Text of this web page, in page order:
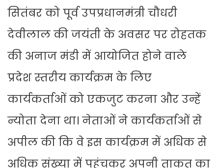
सितंबर को पूर्व उपप्रधानमंत्री चौधरी
देवीलाल की जयंती के अवसर पर रोहतक
की अनाज मंडी में आयोजित होने वाले
प्रदेश स्तरीय कार्यक्रम के लिए
कार्यकर्ताओं को एकजुट करना और उन्हें
न्योता देना था। नेताओं ने कार्यकर्ताओं से
अपील की कि वे इस कार्यक्रम में अधिक से
अधिक संख्या में पहुंचकर अपनी ताकत का